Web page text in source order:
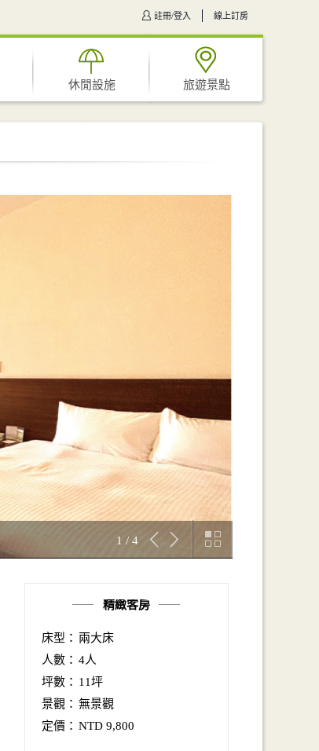
註冊/登入 線上訂房
休閒設施 旅遊景點
1 / 4
精緻客房
床型： 兩大床
人數： 4人
坪數： 11坪
景觀： 無景觀
定價： NTD 9,800